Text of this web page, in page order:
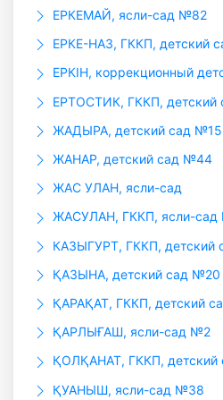
ЕРКЕМАЙ, ясли-сад №82
ЕРКЕ-НАЗ, ГККП, детский
ЕРКІН, коррекционный
ЕРТОСТИК, ГККП, детский
ЖАДЫРА, детский сад №15
ЖАНАР, детский сад №44
ЖАС УЛАН, ясли-сад
ЖАСУЛАН, ГККП, ясли-
КАЗЫГУРТ, ГККП, детский
ҚАЗЫНА, детский сад №20
ҚАРАҚАТ, ГККП, детский
ҚАРЛЫҒАШ, ясли-сад №2
ҚОЛҚАНАТ, ГККП,
ҚУАНЫШ, ясли-сад №38